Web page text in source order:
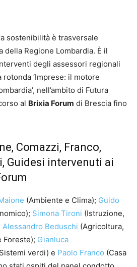
sostenibilità è trasversale
della Regione Lombardia. È il
degli assessori regionali
‘Imprese: il motore
nell’ambito di Futura
al Brixia Forum di Brescia fino
Comazzi, Franco,
Guidesi intervenuti ai
(Ambiente e Clima); Guido
Simona Tironi (Istruzione,
Alessandro Beduschi (Agricoltura,
Foreste); Gianluca
verdi) e Paolo Franco (Casa